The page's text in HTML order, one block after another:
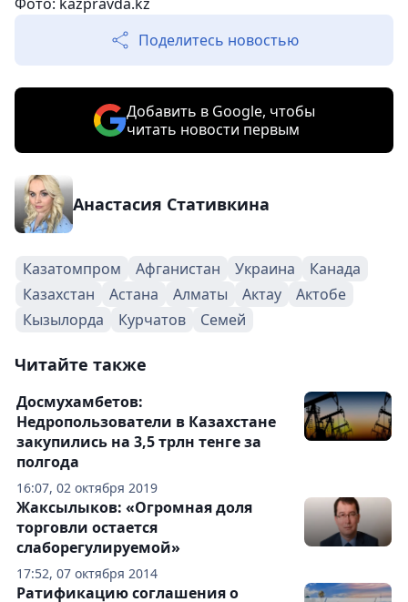
Поделитесь новостью
Добавить в Google, чтобы
читать новости первым
Анастасия Стативкина
Казатомпром Афганистан Украина
Канада
Казахстан
Астана Алматы Актау
Актобе
Кызылорда
Курчатов Семей
Читайте также
16:07, 02 октября 2019
Досмухамбетов:
Недропользователи в Казахстане
закупились на 3,5 трлн тенге за
полгода
17:52, 07 октября 2014
Жаксылыков: «Огромная доля
торговли остается
слаборегулируемой»
Ратификацию соглашения о